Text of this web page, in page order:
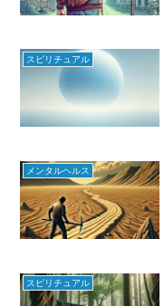
スピリチュアル
メンタルヘルス
スピリチュアル